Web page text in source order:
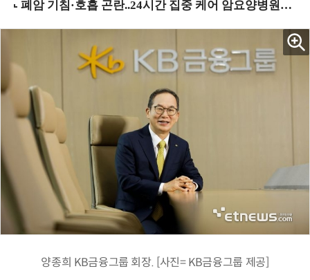
양종희 KB금융그룹 회장. [사진= KB금융그룹 제공]